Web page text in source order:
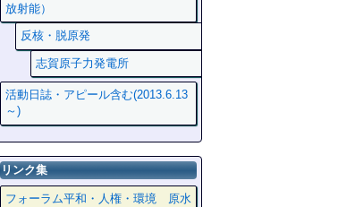
放射能）
反核・脱原発
志賀原子力発電所
活動日誌・アピール含む(2013.6.13
～)
リンク集
フォーラム平和・人権・環境 原水